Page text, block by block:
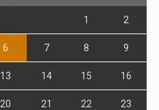
1 2
6 7 8 9
13 14 15 16
20 21 22 23